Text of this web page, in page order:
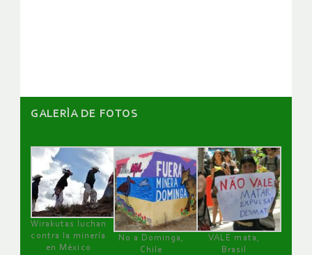
GALERÌA DE FOTOS
Wirakutas luchan
contra la minería
en México
No a Dominga,
Chile
VALE mata,
Brasil